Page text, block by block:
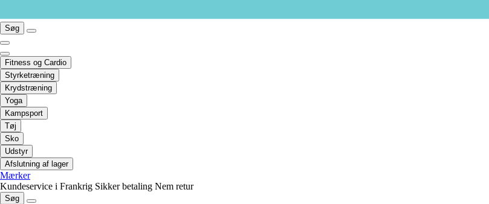
Søg
Fitness og Cardio
Styrketræning
Krydstræning
Yoga
Kampsport
Tøj
Sko
Udstyr
Afslutning af lager
Mærker
Kundeservice i Frankrig Sikker betaling Nem retur
Søg